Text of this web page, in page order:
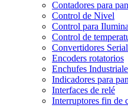
Contadores para
Control de Nivel
Control para
Control de
Convertidores
Encoders rotatorios
Enchufes
Indicadores para
Interfaces de relé
Interruptores fin de